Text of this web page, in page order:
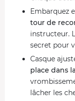
Embarquez
tour de
instructeur.
secret pour
Casque
place dans
lâcher les